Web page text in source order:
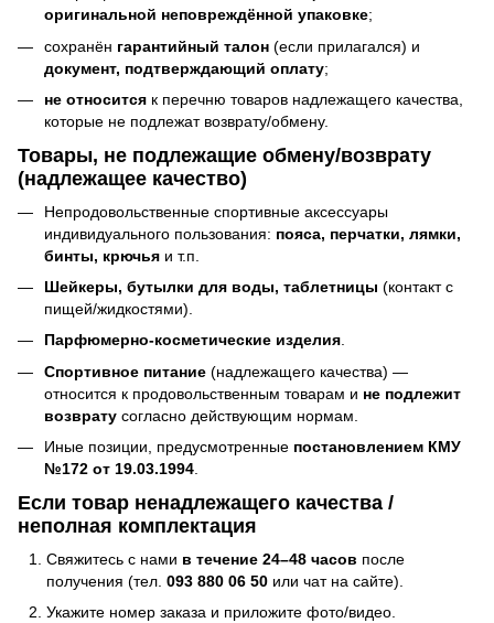
оригинальной неповреждённой упаковке;
сохранён гарантийный талон (если прилагался) и
документ, подтверждающий оплату;
не относится к перечню товаров надлежащего качества,
которые не подлежат возврату/обмену.
Товары, не подлежащие обмену/возврату
(надлежащее качество)
Непродовольственные спортивные аксессуары
индивидуального пользования: пояса, перчатки, лямки,
бинты, крючья и т.п.
Шейкеры, бутылки для воды, таблетницы (контакт с
пищей/жидкостями).
Парфюмерно-косметические изделия.
Спортивное питание (надлежащего качества) —
относится к продовольственным товарам и не подлежит
возврату согласно действующим нормам.
Иные позиции, предусмотренные постановлением КМУ
№172 от 19.03.1994
Если товар ненадлежащего качества /
неполная комплектация
Свяжитесь с нами в течение 24–48 часов после
получения (тел. 093 880 06 50 или чат на сайте).
Укажите номер заказа и приложите фото/видео.